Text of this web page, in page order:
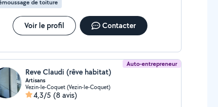
solutions sur mesure, tout en maintenant ce lien
et cette authenticité qui font la force des
familiales.
de toiture
Voir le profil Contacter
Auto-entrepreneur
Reve Claudi (rêve habitat)
Artisans
Vezin-le-Coquet (Vezin-le-Coquet)
4,3/5 (8 avis)